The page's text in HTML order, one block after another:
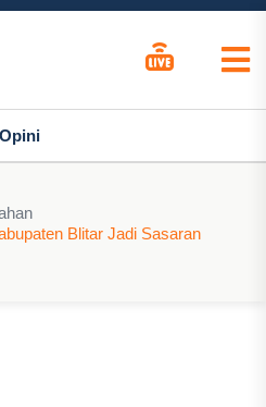
Opini
Blitar Jadi Sasaran